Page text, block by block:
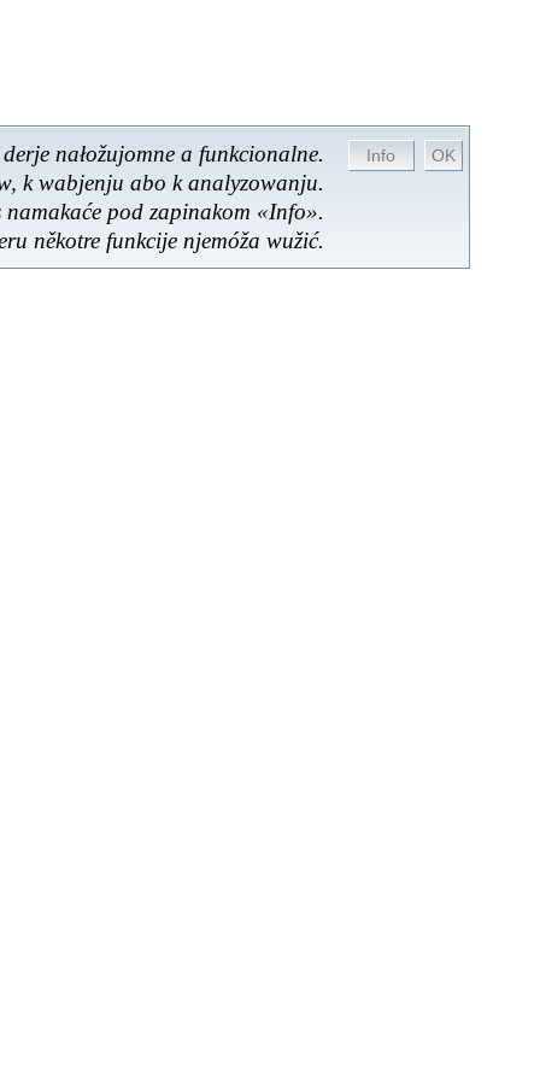
nałožujomne a funkcionalne.
k wabjenju abo k analyzowanju.
pod zapinakom «Info».
někotre funkcije njemóža wužić.